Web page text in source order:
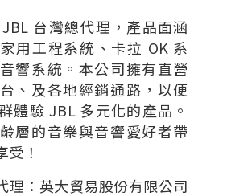
台灣總代理，產品面涵
用工程系統、卡拉 OK 系
響系統。本公司擁有直營
、及各地經銷通路，以便
體驗 JBL 多元化的產品。
層的音樂與音響愛好者帶
受！
理：英大貿易股份有限公司